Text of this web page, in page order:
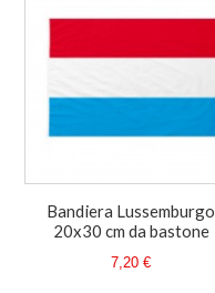
Bandiera Lussemburgo
20x30 cm da bastone
7,20 €